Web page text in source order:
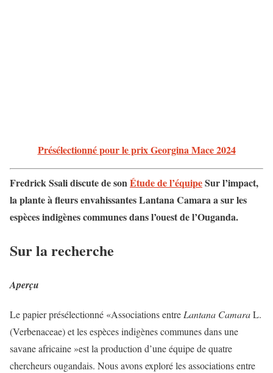
Présélectionné pour le prix Georgina Mace 2024
Fredrick Ssali discute de sonÉtude de l’équipeSur l’impact,
la plante à fleurs envahissantes Lantana Camara a sur les
espèces indigènes communes dans l’ouest de l’Ouganda.
Sur la recherche
Aperçu
Le papier présélectionné «Associations entre Lantana CamaraL.
(Verbenaceae) et les espèces indigènes communes dans une
savane africaine »est la production d’une équipe de quatre
chercheurs ougandais. Nous avons exploré les associations entre